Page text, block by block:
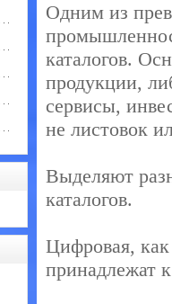
Одним из
каталогов.
продукции,
сервисы,
не листовок
Выделяют
каталогов.
Цифровая,
принадлежат